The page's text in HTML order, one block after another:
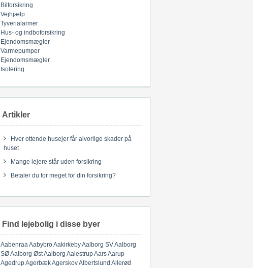
Bilforsikring
Vejhjælp
Tyverialarmer
Hus- og indboforsikring
Ejendomsmægler
Varmepumper
Ejendomsmægler
Isolering
Artikler
Hver ottende husejer får alvorlige skader på
huset
Mange lejere står uden forsikring
Betaler du for meget for din forsikring?
Find lejebolig i disse byer
AabenraaAabybroAakirkebyAalborg SVAalborg
SØAalborg ØstAalborg AalestrupAarsAarup
AgedrupAgerbækAgerskovAlbertslund Allerød